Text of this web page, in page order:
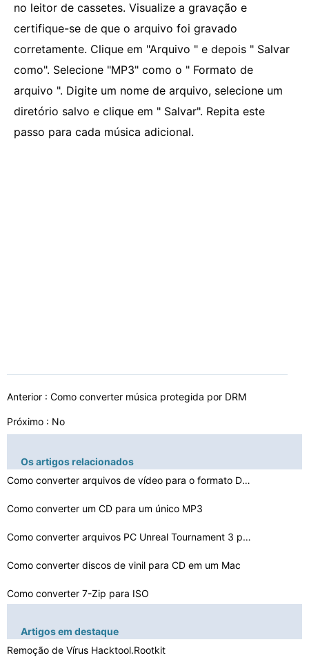
no leitor de cassetes. Visualize a gravação e
certifique-se de que o arquivo foi gravado
corretamente. Clique em "Arquivo " e depois " Salvar
como". Selecione "MP3" como o " Formato de
arquivo ". Digite um nome de arquivo, selecione um
diretório salvo e clique em " Salvar". Repita este
passo para cada música adicional.
Anterior : Como converter música protegida por DRM
Próximo : No
Os artigos relacionados
Como converter arquivos de vídeo para o formato DVD gr…
Como converter um CD para um único MP3
Como converter arquivos PC Unreal Tournament 3 para a P…
Como converter discos de vinil para CD em um Mac
Como converter 7-Zip para ISO
Como converter um MKV para MPEG com o freeware
Artigos em destaque
Remoção de Vírus Hacktool.Rootkit